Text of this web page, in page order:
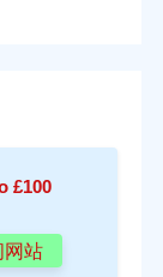
£100
网站